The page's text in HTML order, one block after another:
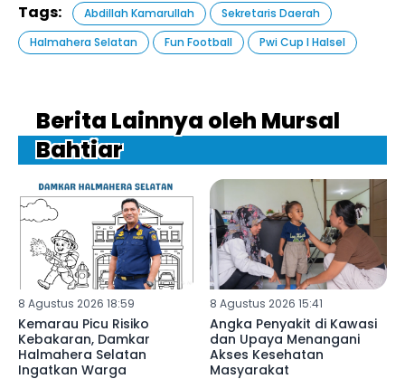
Tags: Abdillah Kamarullah
Sekretaris Daerah
Halmahera Selatan
Fun Football Pwi Cup I Halsel
Berita Lainnya oleh Mursal
Bahtiar
8 Agustus 2026 18:59
Kemarau Picu Risiko
Kebakaran, Damkar
Halmahera Selatan
Ingatkan Warga
8 Agustus 2026 15:41
Angka Penyakit di Kawasi
dan Upaya Menangani
Akses Kesehatan
Masyarakat